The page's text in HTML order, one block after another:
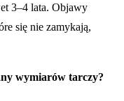
3–4 lata. Objawy
się nie zamykają,
wymiarów tarczy?